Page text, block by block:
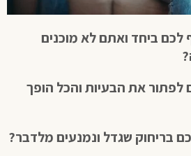
לכם ביחד ואתם לא מוכנים
את הבעיות והכל הופך
בריחוק שגדל ונמנעים מלדבר?